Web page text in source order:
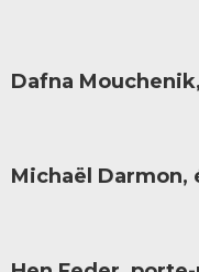
Dafna
Michaël